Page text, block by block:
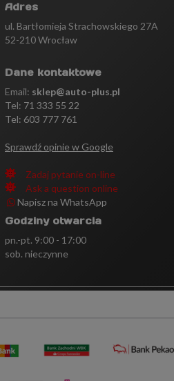
Adres
ul. Bartłomieja Strachowskiego 27A
52-210 Wrocław
Dane kontaktowe
Email: sklep@auto-plus.pl
Tel: 71 333 55 22
Tel: 603 777 761
Sprawdź opinie w Google
Zadaj pytanie on-line
Ask a question online
Napisz na WhatsApp
Godziny otwarcia
pn.-pt. 9:00 - 17:00
sob. nieczynne